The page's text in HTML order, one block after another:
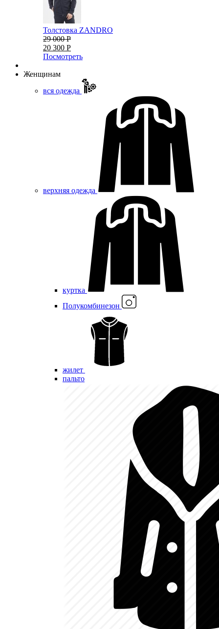
Толстовка ZANDRO
29 000 Р
20 300 Р
Посмотреть
Женщинам
вся одежда
верхняя одежда
куртка
Полукомбинезон
жилет
пальто